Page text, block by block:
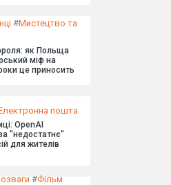
#Мистецтво та
як Польща
міф на
це приносить
пошта
OpenAI
"недостатнє"
для жителів
#Фільм